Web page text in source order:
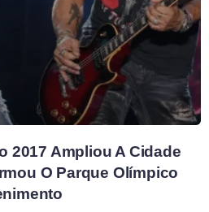
2017 Ampliou A Cidade
O Parque Olímpico